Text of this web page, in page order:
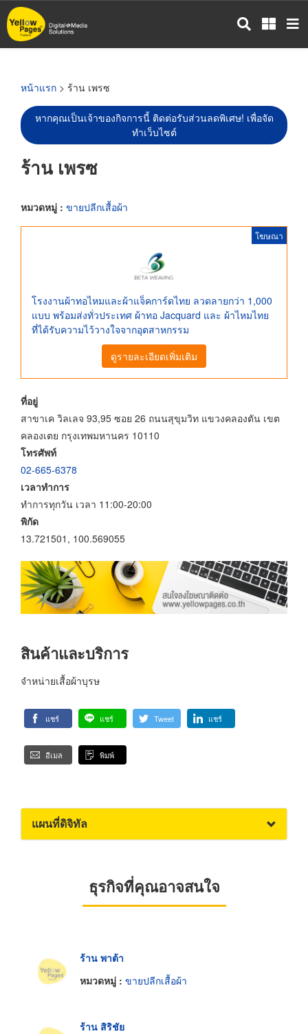
ข้าม
ไป
หน้าแรก > ร้าน เพรซ
หากคุณเป็นเจ้าของกิจการนี้ ติดต่อรับส่วนลดพิเศษ! เพื่อจัด
ทำเว็บไซต์
ร้าน เพรซ
หมวดหมู่ : ขายปลีกเสื้อผ้า
โฆษณา
โรงงานผ้าทอไหมและผ้าแจ็คการ์ดไทย ลวดลายกว่า 1,000
แบบ พร้อมส่งทั่วประเทศ ผ้าทอ Jacquard และ ผ้าไหมไทย
ที่ได้รับความไว้วางใจจากอุตสาหกรรม
ดูรายละเอียดเพิ่มเติม
ที่อยู่
สาขาเค วิลเลจ 93,95 ซอย 26 ถนนสุขุมวิท แขวงคลองตัน เขต
คลองเตย กรุงเทพมหานคร 10110
โทรศัพท์
02-665-6378
เวลาทำการ
ทำการทุกวัน เวลา 11:00-20:00
พิกัด
13.721501, 100.569055
สินค้าและบริการ
จำหน่ายเสื้อผ้าบุรษ
แชร์ แชร์ Tweet แชร์
อีเมล พิมพ์
แผนที่ดิจิทัล
ธุรกิจที่คุณอาจสนใจ
ร้าน พาต้า
หมวดหมู่ : ขายปลีกเสื้อผ้า
ร้าน สิริชัย